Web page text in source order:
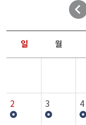
일 월
2 3 4